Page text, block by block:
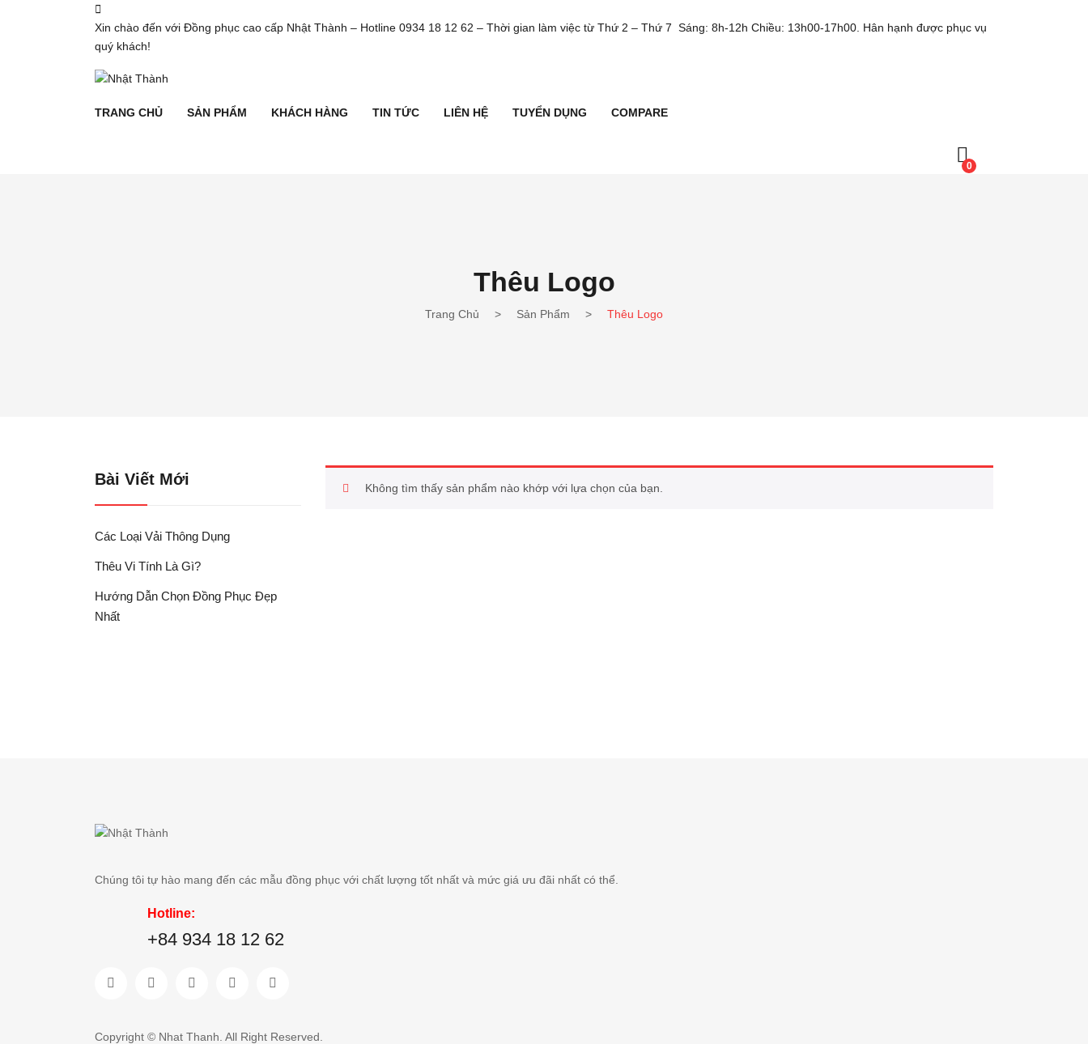
Xin chào đến với Đồng phục cao cấp Nhật Thành – Hotline 0934 18 12 62 – Thời gian làm việc từ Thứ 2 – Thứ 7 Sáng: 8h-12h Chiều: 13h00-17h00. Hân hạnh được phục vụ
quý khách!
TRANG CHỦ SẢN PHẨM KHÁCH HÀNG TIN TỨC LIÊN HỆ TUYỂN DỤNG COMPARE
0
Thêu Logo
Trang Chủ > Sản Phẩm > Thêu Logo
Không tìm thấy sản phẩm nào khớp với lựa chọn của bạn.
Bài Viết Mới
Các Loại Vải Thông Dụng
Thêu Vi Tính Là Gì?
Hướng Dẫn Chọn Đồng Phục Đẹp
Nhất
Chúng tôi tự hào mang đến các mẫu đồng phục với chất lượng tốt nhất và mức giá ưu đãi nhất có thể.
Hotline:
+84 934 18 12 62
Copyright © Nhat Thanh. All Right Reserved.